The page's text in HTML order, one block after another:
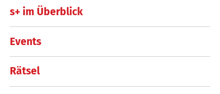
s+ im Überblick
Events
Rätsel